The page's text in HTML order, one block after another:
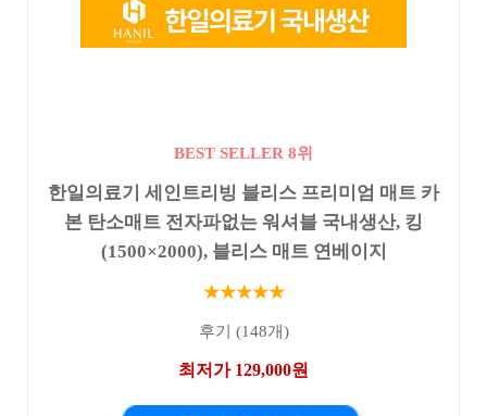
BEST SELLER 8위
한일의료기 세인트리빙 블리스 프리미엄 매트 카
본 탄소매트 전자파없는 워셔블 국내생산, 킹
(1500×2000), 블리스 매트 연베이지
★★★★★
후기 (148개)
최저가 129,000원